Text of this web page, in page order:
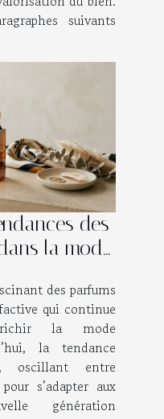
suivants
des
la mode
des parfums
qui continue
la mode
la tendance
oscillant entre
s’adapter aux
génération